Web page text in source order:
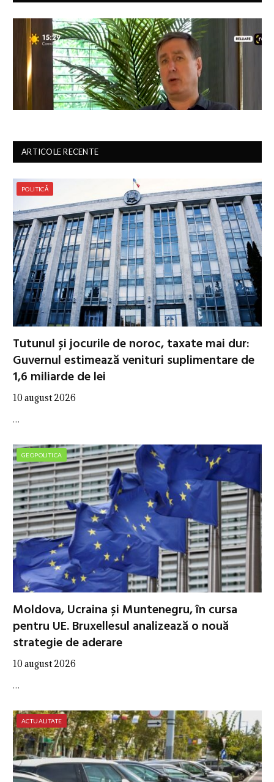
ARTICOLE RECENTE
POLITICĂ
Tutunul și jocurile de noroc, taxate mai dur:
Guvernul estimează venituri suplimentare de
1,6 miliarde de lei
10 august 2026
…
GEOPOLITICA
Moldova, Ucraina și Muntenegru, în cursa
pentru UE. Bruxellesul analizează o nouă
strategie de aderare
10 august 2026
…
ACTUALITATE